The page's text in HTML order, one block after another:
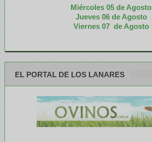
Miércoles 05 de Agosto
Jueves 06 de Agosto
Viernes 07 de Agosto
EL PORTAL DE LOS LANARES